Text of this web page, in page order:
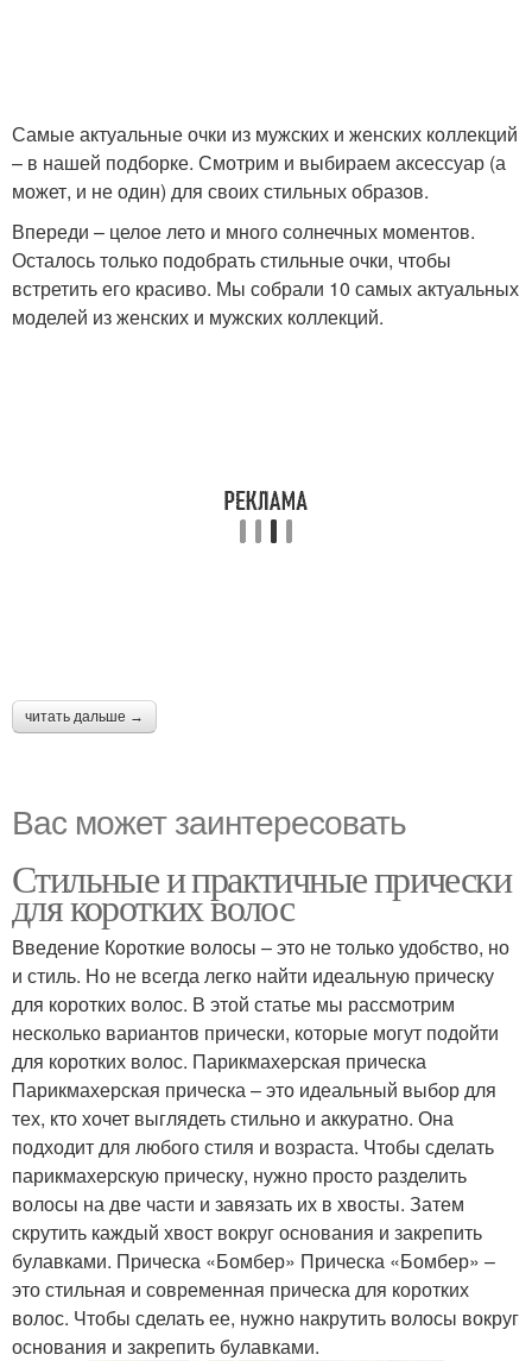
Самые актуальные очки из мужских и женских коллекций
– в нашей подборке. Смотрим и выбираем аксессуар (а
может, и не один) для своих стильных образов.
Впереди – целое лето и много солнечных моментов.
Осталось только подобрать стильные очки, чтобы
встретить его красиво. Мы собрали 10 самых актуальных
моделей из женских и мужских коллекций.
читать дальше →
Вас может заинтересовать
Стильные и практичные прически
для коротких волос
Введение Короткие волосы – это не только удобство, но
и стиль. Но не всегда легко найти идеальную прическу
для коротких волос. В этой статье мы рассмотрим
несколько вариантов прически, которые могут подойти
для коротких волос. Парикмахерская прическа
Парикмахерская прическа – это идеальный выбор для
тех, кто хочет выглядеть стильно и аккуратно. Она
подходит для любого стиля и возраста. Чтобы сделать
парикмахерскую прическу, нужно просто разделить
волосы на две части и завязать их в хвосты. Затем
скрутить каждый хвост вокруг основания и закрепить
булавками. Прическа «Бомбер» Прическа «Бомбер» –
это стильная и современная прическа для коротких
волос. Чтобы сделать ее, нужно накрутить волосы вокруг
основания и закрепить булавками.